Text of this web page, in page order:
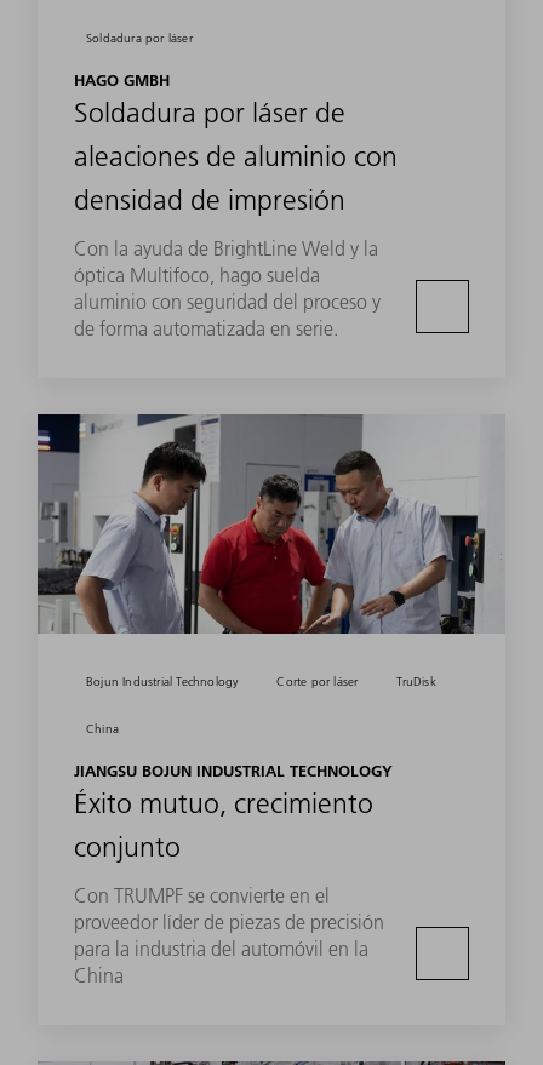
Soldadura por láser
HAGO GMBH
Soldadura por láser de
aleaciones de aluminio con
densidad de impresión
Con la ayuda de BrightLine Weld y la
óptica Multifoco, hago suelda
aluminio con seguridad del proceso y
de forma automatizada en serie.
Bojun Industrial Technology Corte por láser TruDisk
China
JIANGSU BOJUN INDUSTRIAL TECHNOLOGY
Éxito mutuo, crecimiento
conjunto
Con TRUMPF se convierte en el
proveedor líder de piezas de precisión
para la industria del automóvil en la
China